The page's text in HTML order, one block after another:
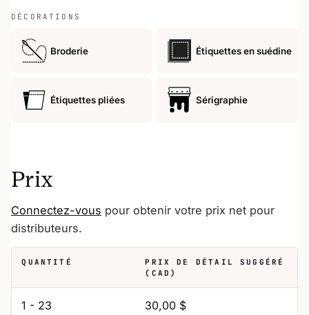
DÉCORATIONS
Broderie Étiquettes en suédine
Étiquettes pliées Sérigraphie
Prix
Connectez-vous pour obtenir votre prix net pour
distributeurs.
QUANTITÉ
PRIX DE DÉTAIL SUGGÉRÉ
(CAD)
1 - 23 30,00 $